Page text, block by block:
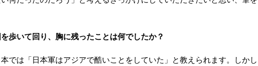
歩いて回り、胸に残ったことは何でしたか？
では「日本軍はアジアで酷いことをしていた」と教えられます。しかし